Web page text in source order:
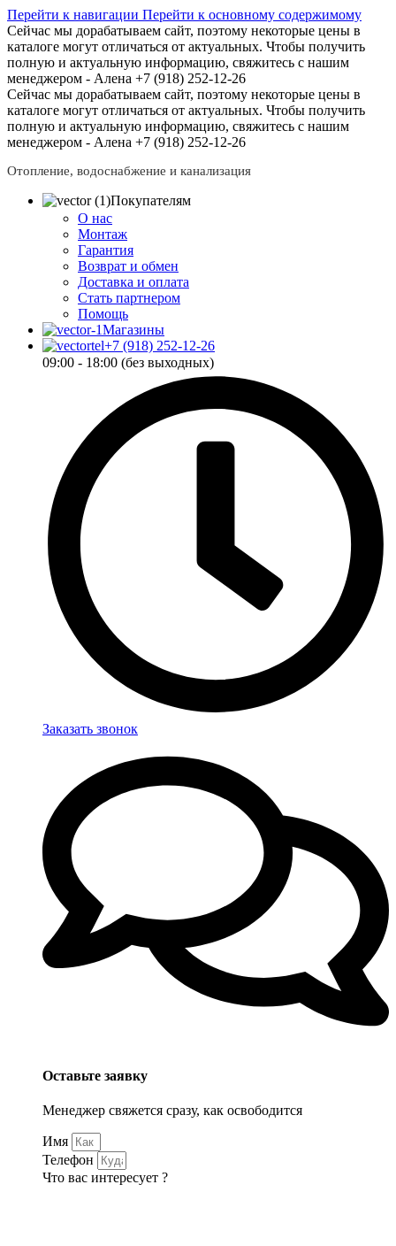
Перейти к навигации Перейти к основному содержимому
Сейчас мы дорабатываем сайт, поэтому некоторые цены в
каталоге могут отличаться от актуальных. Чтобы получить
полную и актуальную информацию, свяжитесь с нашим
менеджером - Алена +7 (918) 252-12-26
Сейчас мы дорабатываем сайт, поэтому некоторые цены в
каталоге могут отличаться от актуальных. Чтобы получить
полную и актуальную информацию, свяжитесь с нашим
менеджером - Алена +7 (918) 252-12-26
Отопление, водоснабжение и канализация
Покупателям
О нас
Монтаж
Гарантия
Возврат и обмен
Доставка и оплата
Стать партнером
Помощь
Магазины
+7 (918) 252-12-26
09:00 - 18:00 (без выходных)
Заказать звонок
Оставьте заявку
Менеджер свяжется сразу, как освободится
Имя
Телефон
Что вас интересует ?